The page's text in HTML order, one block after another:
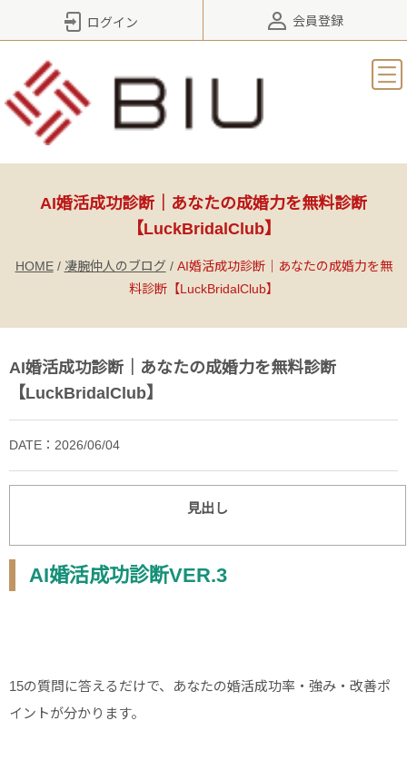
ログイン 会員登録
AI婚活成功診断｜あなたの成婚力を無料診断
【LuckBridalClub】
HOME/ 凄腕仲人のブログ/ AI婚活成功診断｜あなたの成婚力を無
料診断【LuckBridalClub】
AI婚活成功診断｜あなたの成婚力を無料診断
【LuckBridalClub】
DATE：2026/06/04
見出し
AI婚活成功診断VER.3
15の質問に答えるだけで、あなたの婚活成功率・強み・改善ポ
イントが分かります。